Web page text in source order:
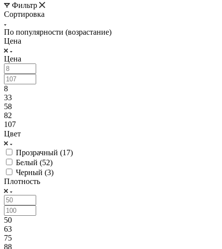
Фильтр
Сортировка
По популярности (возрастание)
Цена
Цена
8
33
58
82
107
Цвет
Прозрачный (17)
Белый (52)
Черный (3)
Плотность
50
63
75
88